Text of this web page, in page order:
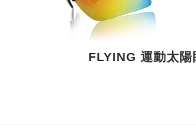
FLYING 運動太陽